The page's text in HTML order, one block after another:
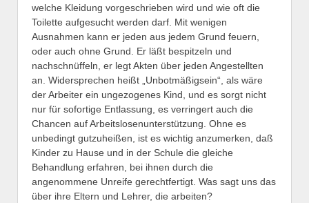
welche Kleidung vorgeschrieben wird und wie oft die
Toilette aufgesucht werden darf. Mit wenigen
Ausnahmen kann er jeden aus jedem Grund feuern,
oder auch ohne Grund. Er läßt bespitzeln und
nachschnüffeln, er legt Akten über jeden Angestellten
an. Widersprechen heißt „Unbotmäßigsein“, als wäre
der Arbeiter ein ungezogenes Kind, und es sorgt nicht
nur für sofortige Entlassung, es verringert auch die
Chancen auf Arbeitslosenunterstützung. Ohne es
unbedingt gutzuheißen, ist es wichtig anzumerken, daß
Kinder zu Hause und in der Schule die gleiche
Behandlung erfahren, bei ihnen durch die
angenommene Unreife gerechtfertigt. Was sagt uns das
über ihre Eltern und Lehrer, die arbeiten?